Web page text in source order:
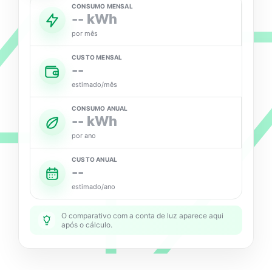
CONSUMO MENSAL
-- kWh
por mês
CUSTO MENSAL
--
estimado/mês
CONSUMO ANUAL
-- kWh
por ano
CUSTO ANUAL
--
estimado/ano
O comparativo com a conta de luz aparece aqui
após o cálculo.